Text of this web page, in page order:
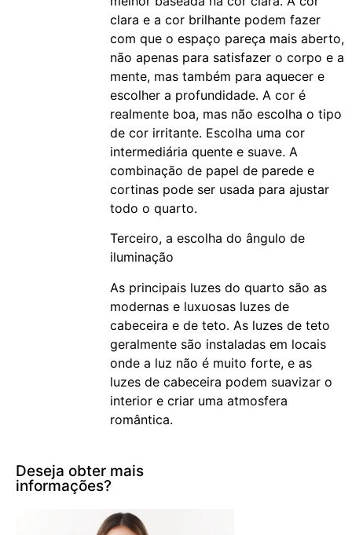
clara e a cor brilhante podem fazer
com que o espaço pareça mais aberto,
não apenas para satisfazer o corpo e a
mente, mas também para aquecer e
escolher a profundidade. A cor é
realmente boa, mas não escolha o tipo
de cor irritante. Escolha uma cor
intermediária quente e suave. A
combinação de papel de parede e
cortinas pode ser usada para ajustar
todo o quarto.
Terceiro, a escolha do ângulo de
iluminação
As principais luzes do quarto são as
modernas e luxuosas luzes de
cabeceira e de teto. As luzes de teto
geralmente são instaladas em locais
onde a luz não é muito forte, e as
luzes de cabeceira podem suavizar o
interior e criar uma atmosfera
romântica.
Deseja obter mais
informações?